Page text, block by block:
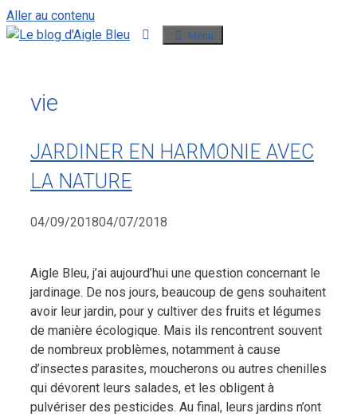
Aller au contenu
Menu
vie
JARDINER EN HARMONIE AVEC
LA NATURE
04/09/201804/07/2018
Aigle Bleu, j’ai aujourd’hui une question concernant le
jardinage. De nos jours, beaucoup de gens souhaitent
avoir leur jardin, pour y cultiver des fruits et légumes
de manière écologique. Mais ils rencontrent souvent
de nombreux problèmes, notamment à cause
d’insectes parasites, moucherons ou autres chenilles
qui dévorent leurs salades, et les obligent à
pulvériser des pesticides. Au final, leurs jardins n’ont